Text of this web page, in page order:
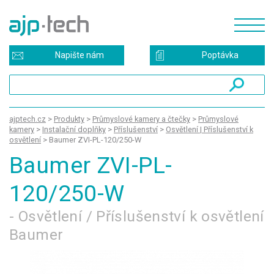
Poptávka
Napište nám
ajptech.cz > Produkty > Průmyslové kamery a čtečky > Průmyslové
kamery > Instalační doplňky > Příslušenství > Osvětlení | Příslušenství k
osvětlení > Baumer ZVI-PL-120/250-W
Baumer ZVI-PL-
120/250-W
- Osvětlení / Příslušenství k osvětlení
Baumer